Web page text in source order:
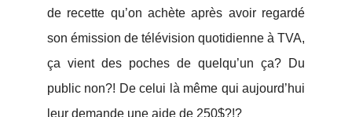
de recette qu’on achète après avoir regardé
son émission de télévision quotidienne à TVA,
ça vient des poches de quelqu’un ça? Du
public non?! De celui là même qui aujourd’hui
leur demande une aide de 250$?!?